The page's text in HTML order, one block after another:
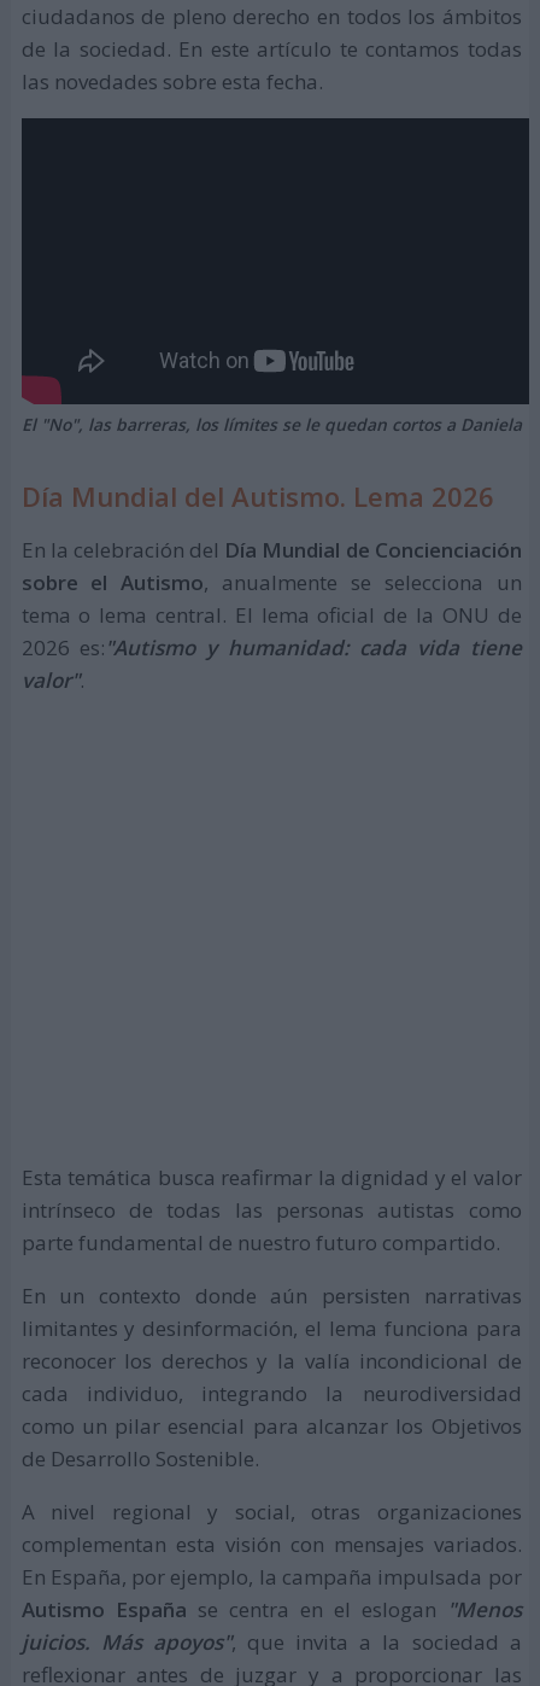
ciudadanos de pleno derecho en todos los ámbitos
de la sociedad. En este artículo te contamos todas
las novedades sobre esta fecha.
El "No", las barreras, los límites se le quedan cortos a Daniela
Día Mundial del Autismo. Lema 2026
En la celebración del Día Mundial de Concienciación
sobre el Autismo, anualmente se selecciona un
tema o lema central. El lema oficial de la ONU de
2026 es:"Autismo y humanidad: cada vida tiene
valor".
Esta temática busca reafirmar la dignidad y el valor
intrínseco de todas las personas autistas como
parte fundamental de nuestro futuro compartido.
En un contexto donde aún persisten narrativas
limitantes y desinformación, el lema funciona para
reconocer los derechos y la valía incondicional de
cada individuo, integrando la neurodiversidad
como un pilar esencial para alcanzar los Objetivos
de Desarrollo Sostenible.
A nivel regional y social, otras organizaciones
complementan esta visión con mensajes variados.
En España, por ejemplo, la campaña impulsada por
Autismo España se centra en el eslogan "Menos
juicios. Más apoyos", que invita a la sociedad a
reflexionar antes de juzgar y a proporcionar las